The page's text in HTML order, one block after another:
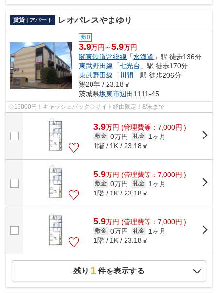
賃貸 | アパート レオパレスやまゆり
敷0
3.9万円～5.9万円
関東鉄道常総線 「水海道 」駅 徒歩136分
東武野田線 「七光台 」駅 徒歩170分
東武野田線 「 川間 」駅 徒歩206分
築20年 / 23.18㎡
茨城県坂東市辺田 1111-45
◇15000円！キャッシュバック◇サイト経由限定！8/末まで
3.9万円 (管理費等：7,000円 )
敷金 0万円 礼金
1ヶ月
1階 / 1K / 23.18㎡
5.9万円 (管理費等：7,000円 )
敷金 0万円 礼金
1ヶ月
1階 / 1K / 23.18㎡
5.9万円 (管理費等：7,000円 )
敷金 0万円 礼金
1ヶ月
1階 / 1K / 23.18㎡
残り 1件を表示する